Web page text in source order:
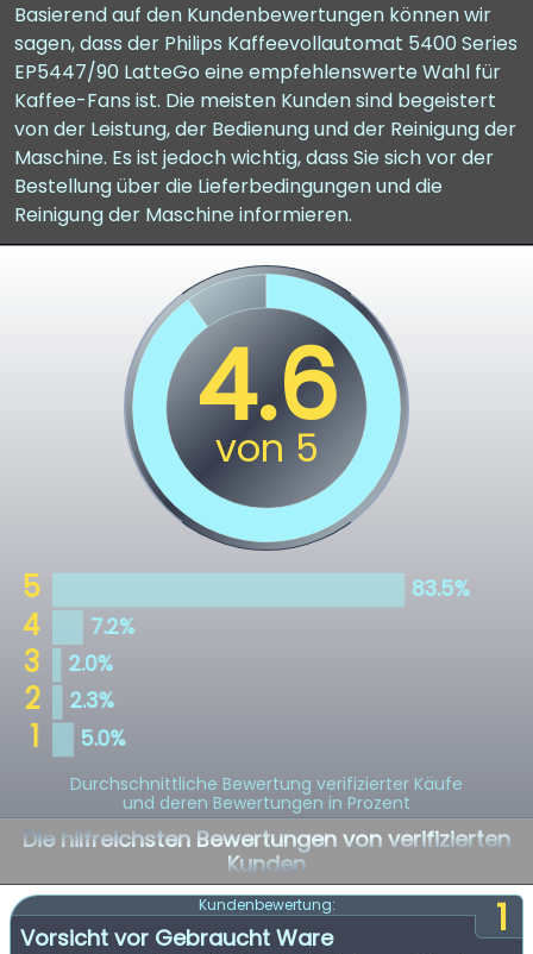
Basierend auf den Kundenbewertungen können wir
sagen, dass der Philips Kaffeevollautomat 5400 Series
EP5447/90 LatteGo eine empfehlenswerte Wahl für
Kaffee-Fans ist. Die meisten Kunden sind begeistert
von der Leistung, der Bedienung und der Reinigung der
Maschine. Es ist jedoch wichtig, dass Sie sich vor der
Bestellung über die Lieferbedingungen und die
Reinigung der Maschine informieren.
Durchschnittliche Bewertung verifizierter Käufe
und deren Bewertungen in Prozent
Die hilfreichsten Bewertungen von verifizierten
Kunden
1
Kundenbewertung:
Vorsicht vor Gebraucht Ware